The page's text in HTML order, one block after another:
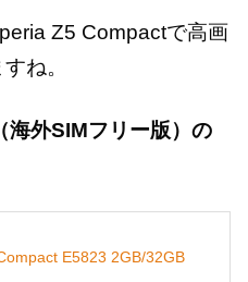
Z5 Compactで高画
ね。
外SIMフリー版）の
E5823 2GB/32GB